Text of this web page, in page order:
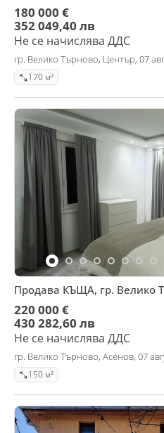
180 000 €
352 049,40 лв
Не се начислява ДДС
гр. Велико Търново, Център, 07
170 м²
Продава КЪЩА, гр. Велико
220 000 €
430 282,60 лв
Не се начислява ДДС
гр. Велико Търново, Асенов, 07
150 м²